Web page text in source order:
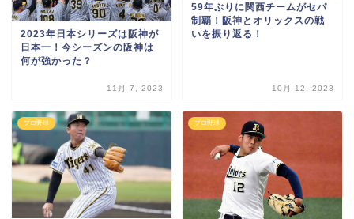
2023年日本シリーズは阪神が
日本一！今シーズンの阪神は
何が強かった？
11月 7, 2023
59年ぶりに関西チームがセパ
制覇！阪神とオリックスの戦
いを振り返る！
10月 12, 2023
プロ野球 プロ野球